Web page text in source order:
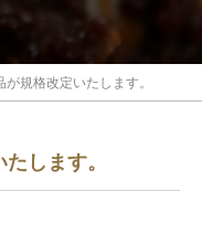
規格改定いたします。
します。